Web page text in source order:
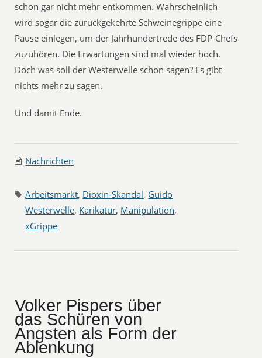
schon gar nicht mehr entkommen. Wahrscheinlich
wird sogar die zurückgekehrte Schweinegrippe eine
Pause einlegen, um der Jahrhundertrede des FDP-Chefs
zuzuhören. Die Erwartungen sind mal wieder hoch.
Doch was soll der Westerwelle schon sagen? Es gibt
nichts mehr zu sagen.
Und damit Ende.
Nachrichten
Arbeitsmarkt, Dioxin-Skandal, Guido
Westerwelle, Karikatur, Manipulation,
xGrippe
Volker Pispers über
das Schüren von
Ängsten als Form der
Ablenkung